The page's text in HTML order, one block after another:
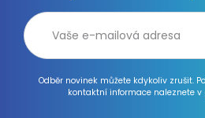
Odběr novinek můžete kdykoliv zrušit.
kontaktní informace naleznete